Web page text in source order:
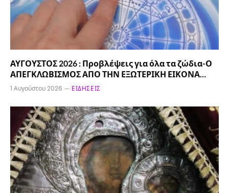
ΑΥΓΟΥΣΤΟΣ 2026 : Προβλέψεις για όλα τα ζώδια-Ο
ΑΠΕΓΚΛΩΒΙΣΜΟΣ ΑΠΟ ΤΗΝ ΕΞΩΤΕΡΙΚΗ ΕΙΚΟΝΑ…
1 Αυγούστου 2026 ΕΙΔΉΣΕΙΣ